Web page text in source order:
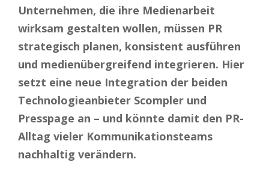
Unternehmen, die ihre Medienarbeit
wirksam gestalten wollen, müssen PR
strategisch planen, konsistent ausführen
und medienübergreifend integrieren. Hier
setzt eine neue Integration der beiden
Technologieanbieter Scompler und
Presspage an – und könnte damit den PR-
Alltag vieler Kommunikationsteams
nachhaltig verändern.